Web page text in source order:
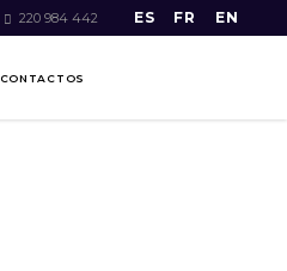
220 984 442 ES FR EN
CONTACTOS